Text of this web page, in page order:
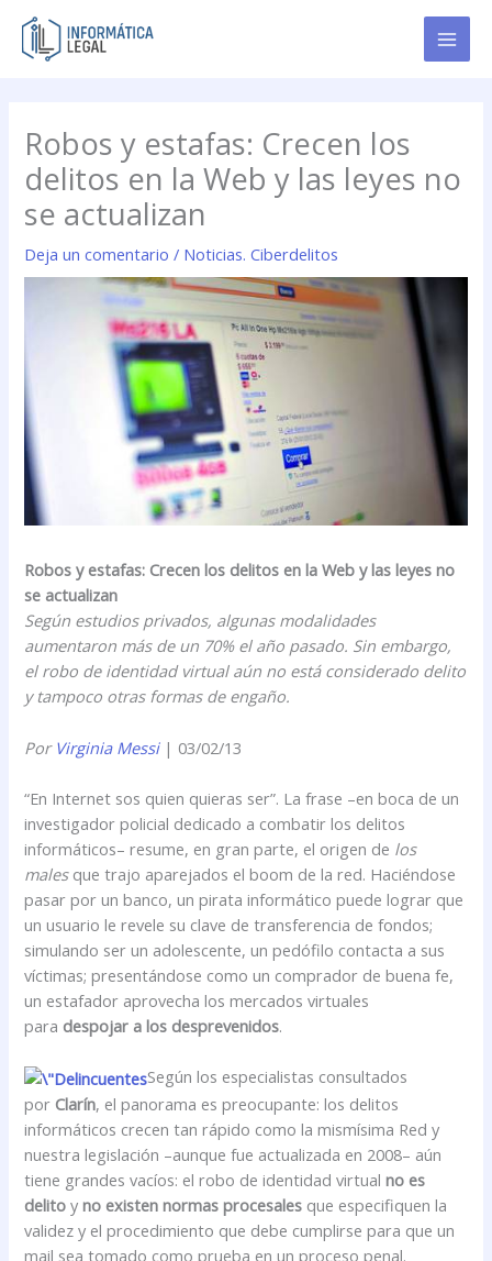
contenido
Robos y estafas: Crecen los
delitos en la Web y las leyes no
se actualizan
Deja un comentario / Noticias. Ciberdelitos
Robos y estafas: Crecen los delitos en la Web y las leyes no
se actualizan
Según estudios privados, algunas modalidades
aumentaron más de un 70% el año pasado. Sin embargo,
el robo de identidad virtual aún no está considerado delito
y tampoco otras formas de engaño.
Por Virginia Messi| 03/02/13
“En Internet sos quien quieras ser”. La frase –en boca de un
investigador policial dedicado a combatir los delitos
informáticos– resume, en gran parte, el origen de los
malesque trajo aparejados el boom de la red. Haciéndose
pasar por un banco, un pirata informático puede lograr que
un usuario le revele su clave de transferencia de fondos;
simulando ser un adolescente, un pedófilo contacta a sus
víctimas; presentándose como un comprador de buena fe,
un estafador aprovecha los mercados virtuales
para despojar a los desprevenidos.
Según los especialistas consultados
por Clarín, el panorama es preocupante: los delitos
informáticos crecen tan rápido como la mismísima Red y
nuestra legislación –aunque fue actualizada en 2008– aún
tiene grandes vacíos: el robo de identidad virtualno es
delitoyno existen normas procesales que especifiquen la
validez y el procedimiento que debe cumplirse para que un
mail sea tomado como prueba en un proceso penal.